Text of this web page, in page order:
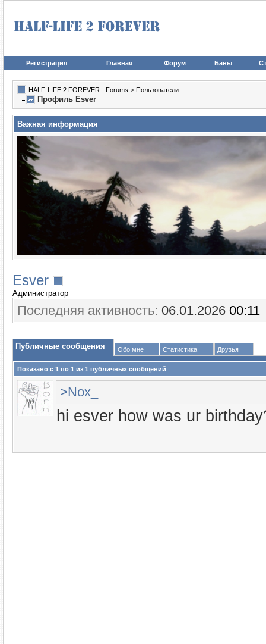
Регистрация Главная Форум Баны
HALF-LIFE 2 FOREVER - Forums > Пользователи
Профиль Esver
Важная информация
Esver
Администратор
Последняя активность: 06.01.2026 00:11
Публичные сообщения Обо мне Статистика Друзья
Показано с 1 по 1 из 1 публичных сообщений
>Nox_
hi esver how was ur